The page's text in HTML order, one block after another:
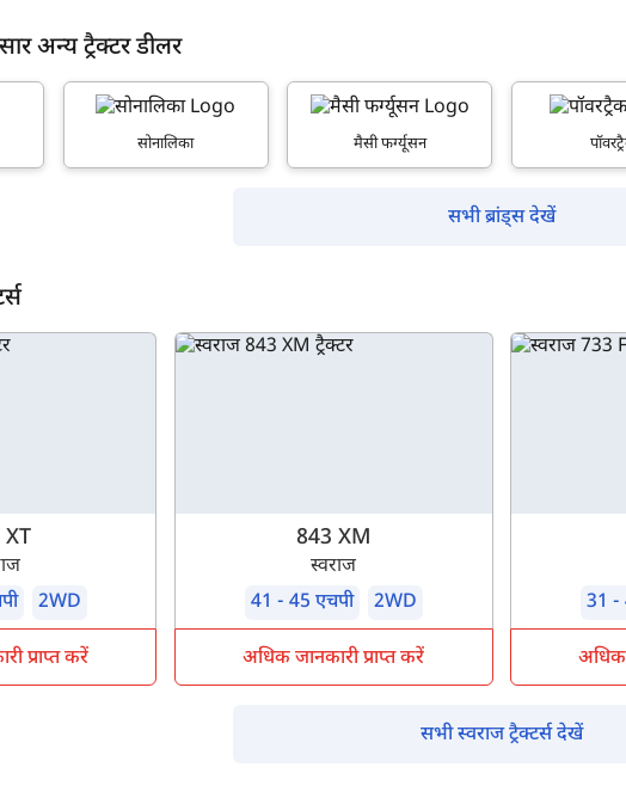
अन्य ट्रैक्टर डीलर
सोनालिका मैसी फर्ग्यूसन
सभी ब्रांड्स देखें
2WD
प्राप्त करें
843 XM
स्वराज
41 - 45 एचपी
2WD
अधिक जानकारी प्राप्त करें
31 -
अधिक
सभी स्वराज ट्रैक्टर्स देखें
हम आपकी किस प्रकार सहायता कर सकते हैं?
पिन कोड दर्ज करें
By registering here, I agree to TVS Credit Services
I authorize TVS Credit Services to